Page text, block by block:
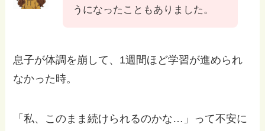
うになったこともありました。
息子が体調を崩して、1週間ほど学習が進められ
なかった時。
「私、このまま続けられるのかな…」って不安に